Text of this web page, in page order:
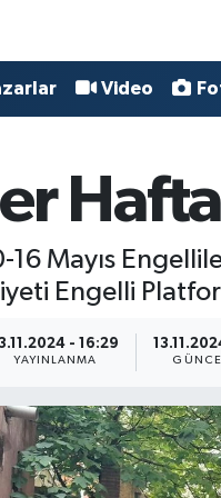
Video
16 Mayıs
Engelli
- 16:29
YAYINLANMA